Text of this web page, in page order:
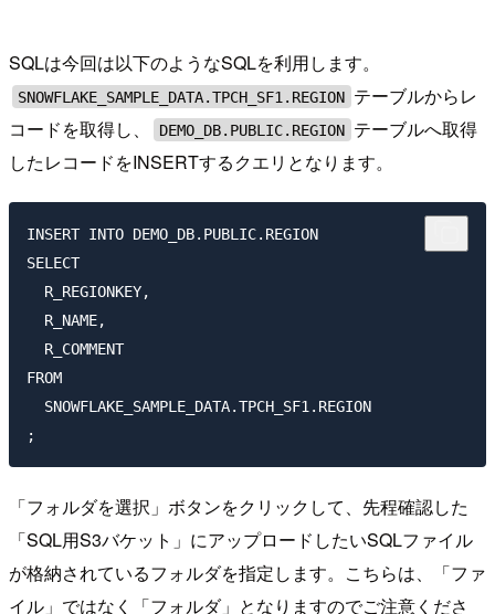
SQLは今回は以下のようなSQLを利用します。
SNOWFLAKE_SAMPLE_DATA.TPCH_SF1.REGION テーブルからレ
コードを取得し、
DEMO_DB.PUBLIC.REGION テーブルへ取得
したレコードをINSERTするクエリとなります。
INSERT INTO DEMO_DB.PUBLIC.REGION
SELECT
  R_REGIONKEY,
  R_NAME,
  R_COMMENT
FROM
  SNOWFLAKE_SAMPLE_DATA.TPCH_SF1.REGION
「フォルダを選択」ボタンをクリックして、先程確認した
「SQL用S3バケット」にアップロードしたいSQLファイル
が格納されているフォルダを指定します。こちらは、「ファ
イル」ではなく「フォルダ」となりますのでご注意くださ